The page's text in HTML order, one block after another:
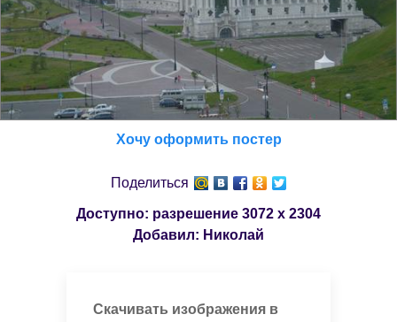
Хочу оформить постер
Поделиться
Доступно: разрешение 3072 x 2304
Добавил: Николай
Скачивать изображения в